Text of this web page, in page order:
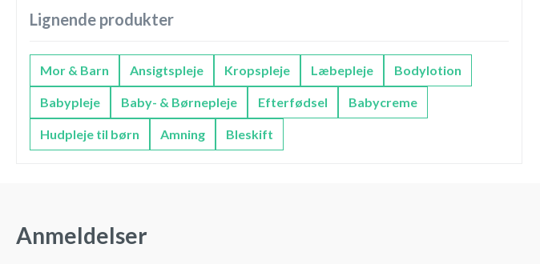
Lignende produkter
Mor & Barn Ansigtspleje Kropspleje Læbepleje Bodylotion
Babypleje Baby- & Børnepleje Efterfødsel Babycreme
Hudpleje til børn Amning Bleskift
Anmeldelser